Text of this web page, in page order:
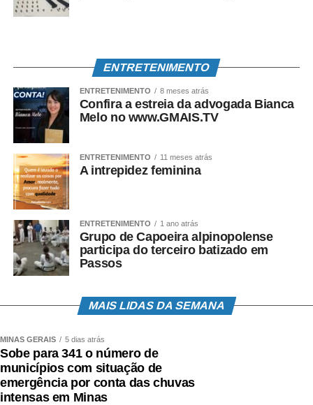
ENTRETENIMENTO
ENTRETENIMENTO 8 meses atrás
Confira a estreia da advogada Bianca
Melo no www.GMAIS.TV
ENTRETENIMENTO 11 meses atrás
A intrepidez feminina
ENTRETENIMENTO 1 ano atrás
Grupo de Capoeira alpinopolense
participa do terceiro batizado em
Passos
MAIS LIDAS DA SEMANA
MINAS GERAIS 5 dias atrás
Sobe para 341 o número de
municípios com situação de
emergência por conta das chuvas
intensas em Minas